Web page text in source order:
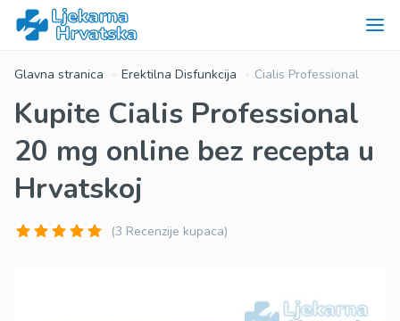
Glavna stranica Erektilna Disfunkcija Cialis Professional
Kupite Cialis Professional
20 mg online bez recepta u
Hrvatskoj
(3 Recenzije kupaca)